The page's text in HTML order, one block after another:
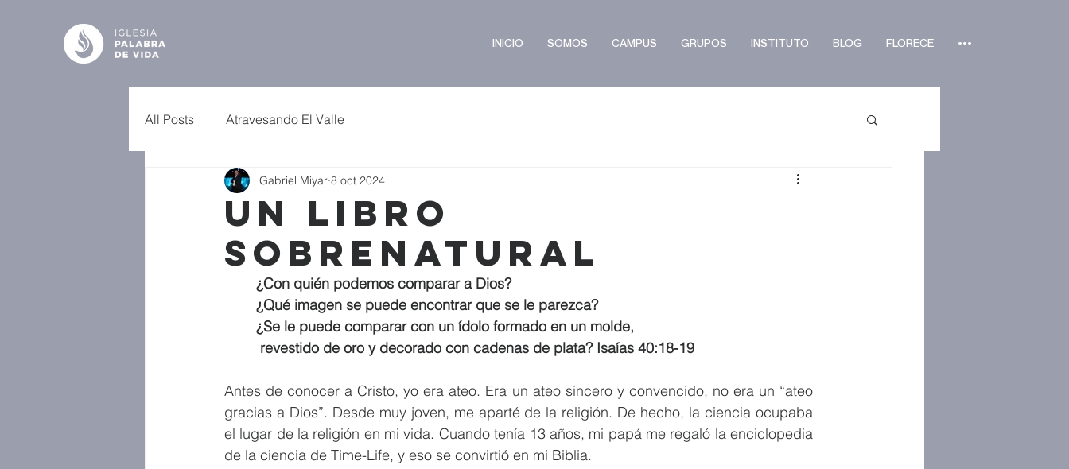
INICIO SOMOS CAMPUS GRUPOS INSTITUTO BLOG FLORECE •••
All Posts Atravesando El Valle
Un Libro
Sobrenatural
Gabriel Miyar 8 oct 2024
¿Con quién podemos comparar a Dios?
¿Qué imagen se puede encontrar que se le parezca?
¿Se le puede comparar con un ídolo formado en un molde,
revestido de oro y decorado con cadenas de plata? Isaías 40:18-19
Antes de conocer a Cristo, yo era ateo. Era un ateo sincero y convencido, no era un “ateo
gracias a Dios”. Desde muy joven, me aparté de la religión. De hecho, la ciencia ocupaba
el lugar de la religión en mi vida. Cuando tenía 13 años, mi papá me regaló la enciclopedia
de la ciencia de Time-Life, y eso se convirtió en mi Biblia.